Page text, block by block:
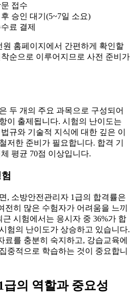
접수
승인 대기(5~7일 소요)
료 결제
홈페이지에서 간편하게 확인할
순으로 이루어지므로 사전 준비가
두 개의 주요 과목으로 구성되어
이 출제됩니다. 시험의 난이도는
규와 기술적 지식에 대한 깊은 이
저한 준비가 필요합니다. 합격 기
평균 70점 이상입니다.
, 소방안전관리자 1급의 합격률은
전히 많은 수험자가 어려움을 느끼
시험에서는 응시자 중 36%가 합
험의 난이도가 상승하고 있습니다.
료를 충분히 숙지하고, 강습교육에
중적으로 학습하는 것이 중요합니
의 역할과 중요성